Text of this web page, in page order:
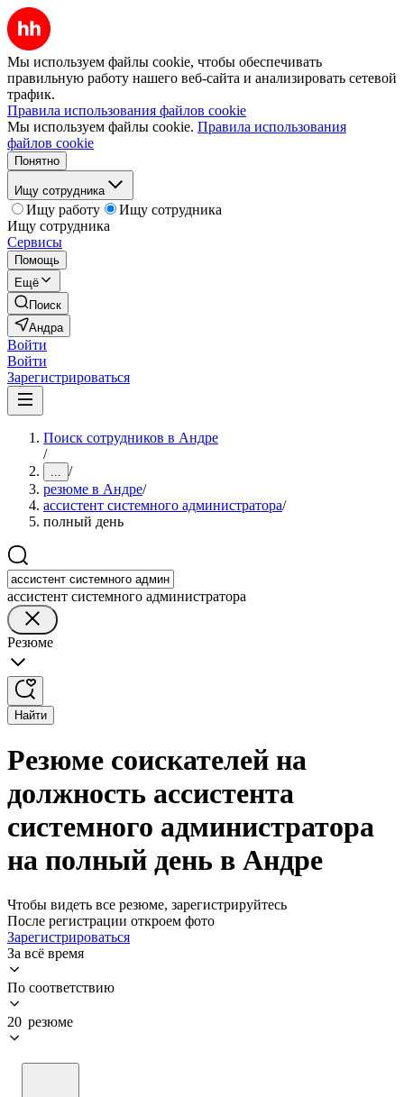
Мы используем файлы cookie, чтобы обеспечивать
правильную работу нашего веб-сайта и анализировать сетевой
трафик.
Правила использования файлов cookie
Мы используем файлы cookie. Правила использования
файлов cookie
Понятно
Ищу сотрудника
Ищу работу
Ищу сотрудника
Ищу сотрудника
Сервисы
Помощь
Ещё
Поиск
Андра
Войти
Войти
Зарегистрироваться
Поиск сотрудников в Андре
/
... /
резюме в Андре/
ассистент системного администратора/
полный день
ассистент системного администратора
Резюме
Найти
Резюме соискателей на
должность ассистента
системного администратора
на полный день в Андре
Чтобы видеть все резюме, зарегистрируйтесь
После регистрации откроем фото
Зарегистрироваться
За всё время
По соответствию
20 резюме